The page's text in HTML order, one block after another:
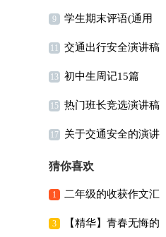
稿
9 学生期末评语(通用
15篇)
11 交通出行安全演讲稿
13 初中生周记15篇
15 热门班长竞选演讲稿
17 关于交通安全的演讲
稿(合集15篇)
猜你喜欢
1 二年级的收获作文汇
总六篇
3 【精华】青春无悔的